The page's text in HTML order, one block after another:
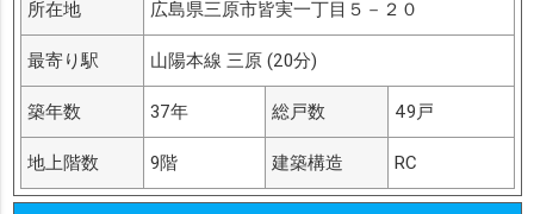
所在地 広島県三原市皆実一丁目５－２０
最寄り駅 山陽本線 三原 (20分)
築年数 37年 総戸数 49戸
地上階数 9階 建築構造 RC